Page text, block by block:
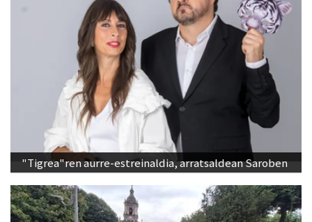
"Tigrea"ren aurre-estreinaldia, arratsaldean Saroben